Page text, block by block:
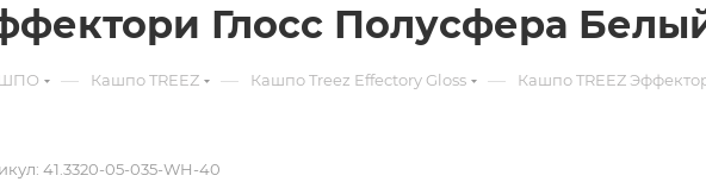
Глосс Полусфера
— Кашпо TREEZ — Кашпо Treez Effectory Gloss — Кашпо TREEZ
41.3320-05-035-WH-40